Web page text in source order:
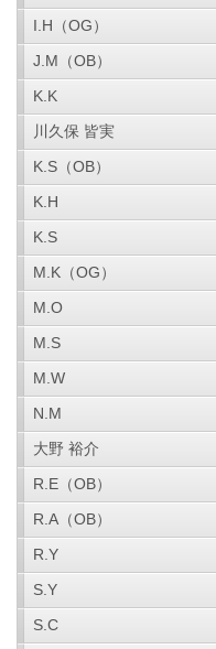
I.H（OG）
J.M（OB）
K.K
川久保 皆実
K.S（OB）
K.H
K.S
M.K（OG）
M.O
M.S
M.W
N.M
大野 裕介
R.E（OB）
R.A（OB）
R.Y
S.Y
S.C